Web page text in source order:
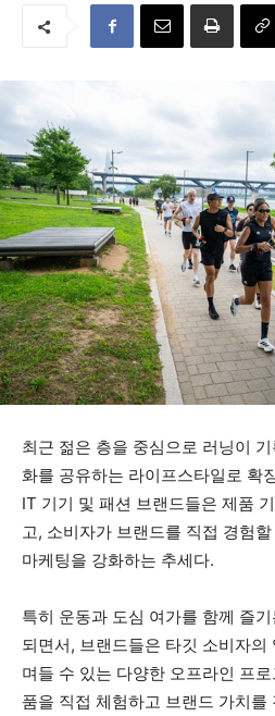
최근 젊은 층을 중심으로 러닝이
화를 공유하는 라이프스타일로 확
IT 기기 및 패션 브랜드들은 제품
고, 소비자가 브랜드를 직접 경험
마케팅을 강화하는 추세다.
특히 운동과 도심 여가를 함께 즐
되면서, 브랜드들은 타깃 소비자
며들 수 있는 다양한 오프라인 프
품을 직접 체험하고 브랜드 가치